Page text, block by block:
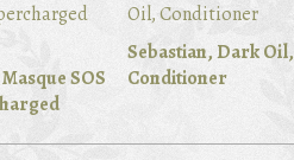
SOS
Sebastian, Dark Oil,
Conditioner